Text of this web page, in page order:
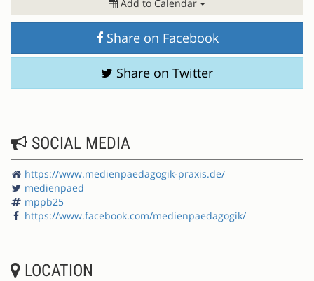
Add to Calendar
Share on Facebook
Share on Twitter
SOCIAL MEDIA
https://www.medienpaedagogik-praxis.de/
medienpaed
mppb25
https://www.facebook.com/medienpaedagogik/
LOCATION